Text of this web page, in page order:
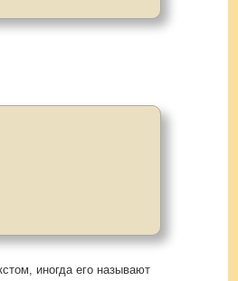
иногда его называют